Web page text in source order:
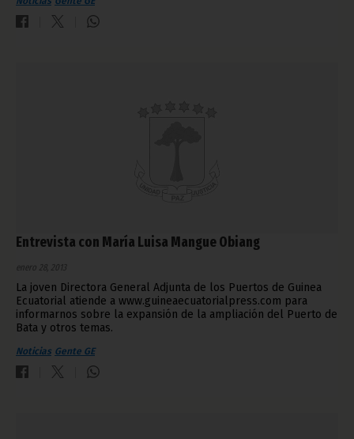
Entrevista con María Luisa Mangue Obiang
enero 28, 2013
La joven Directora General Adjunta de los Puertos de Guinea
Ecuatorial atiende a www.guineaecuatorialpress.com para
informarnos sobre la expansión de la ampliación del Puerto de
Bata y otros temas.
Noticias Gente GE